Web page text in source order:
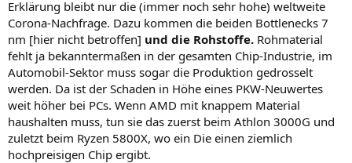
Erklärung bleibt nur die (immer noch sehr hohe) weltweite
Corona-Nachfrage. Dazu kommen die beiden Bottlenecks 7
nm [hier nicht betroffen] und die Rohstoffe. Rohmaterial
fehlt ja bekanntermaßen in der gesamten Chip-Industrie, im
Automobil-Sektor muss sogar die Produktion gedrosselt
werden. Da ist der Schaden in Höhe eines PKW-Neuwertes
weit höher bei PCs. Wenn AMD mit knappem Material
haushalten muss, tun sie das zuerst beim Athlon 3000G und
zuletzt beim Ryzen 5800X, wo ein Die einen ziemlich
hochpreisigen Chip ergibt.